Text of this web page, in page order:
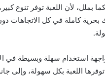
بملل، لأن اللعبة توفر تنوع
بحرية كاملة في كل
استخدام سهلة وبسيطة في
اللعبة بكل سهولة، وإلى